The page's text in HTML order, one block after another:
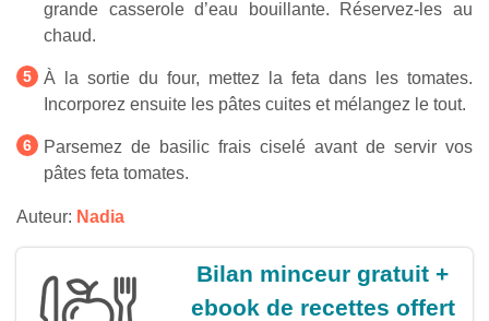
grande casserole d’eau bouillante. Réservez-les au
chaud.
À la sortie du four, mettez la feta dans les tomates.
Incorporez ensuite les pâtes cuites et mélangez le tout.
Parsemez de basilic frais ciselé avant de servir vos
pâtes feta tomates.
Auteur: Nadia
Bilan minceur gratuit +
ebook de recettes offert